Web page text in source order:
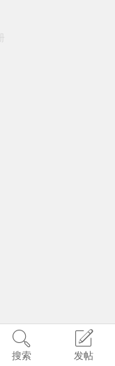
搜索 发帖